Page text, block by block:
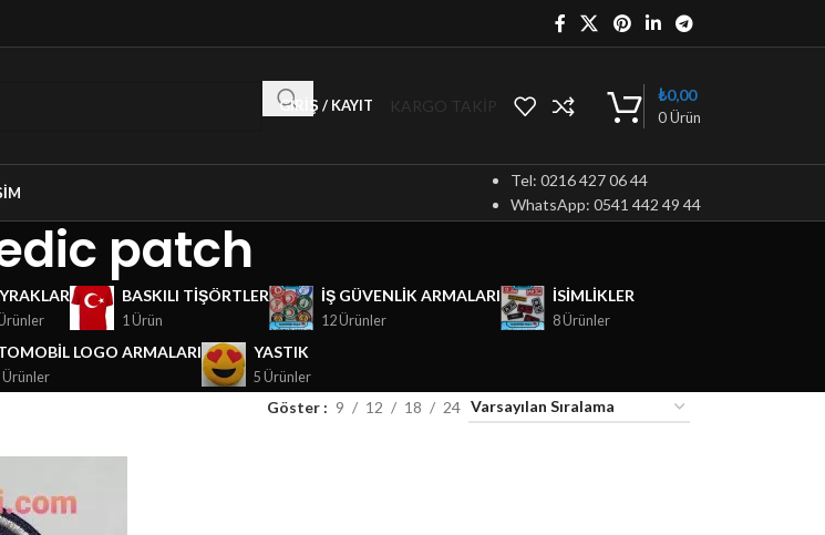
GIRIŞ / KAYIT KARGO TAKİP
0Ürün
₺0,00
Tel: 0216 427 06 44
WhatsApp: 0541 442 49 44
patch
BASKILI TIŞÖRTLER
1 Ürün
İŞ GÜVENLIK ARMALARI
12 Ürünler
ISIMLIKLER
8 Ürünler
LOGO ARMALARI
Ürünler
YASTIK
5 Ürünler
Göster 9 12 18 24